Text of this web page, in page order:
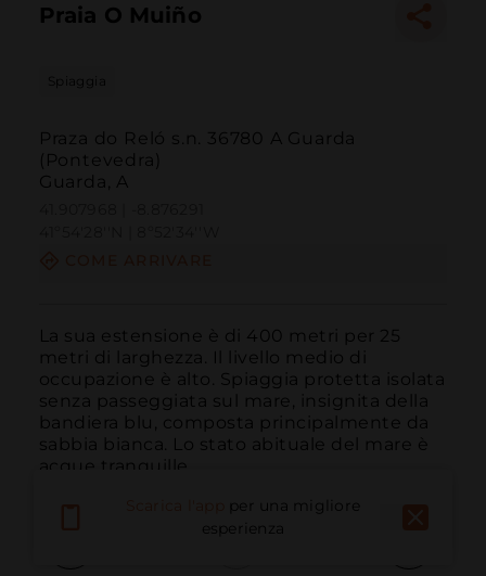
Praia O Muiño
Spiaggia
Praza do Reló s.n. 36780 A Guarda
(Pontevedra)
Guarda, A
La sua estensione è di 400 metri per 25
metri di larghezza. Il livello medio di
occupazione è alto. Spiaggia protetta isolata
senza passeggiata sul mare, insignita della
bandiera blu, composta principalmente da
sabbia bianca. Lo stato abituale del mare è
acque tranquille.
per una migliore
esperienza